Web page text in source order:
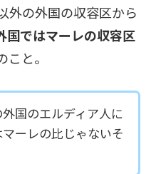
外の外国の収容区から
国ではマーレの収容区
こと。
国のエルディア人に
ーレの比じゃないそ